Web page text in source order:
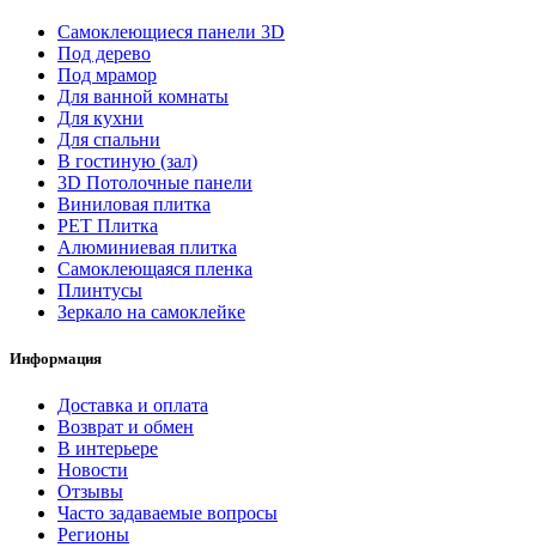
Самоклеющиеся панели 3D
Под дерево
Под мрамор
Для ванной комнаты
Для кухни
Для спальни
В гостиную (зал)
3D Потолочные панели
Виниловая плитка
PET Плитка
Алюминиевая плитка
Самоклеющаяся пленка
Плинтусы
Зеркало на самоклейке
Информация
Доставка и оплата
Возврат и обмен
В интерьере
Новости
Отзывы
Часто задаваемые вопросы
Регионы